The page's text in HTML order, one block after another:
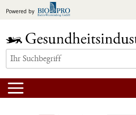
Inhalt
Powered by